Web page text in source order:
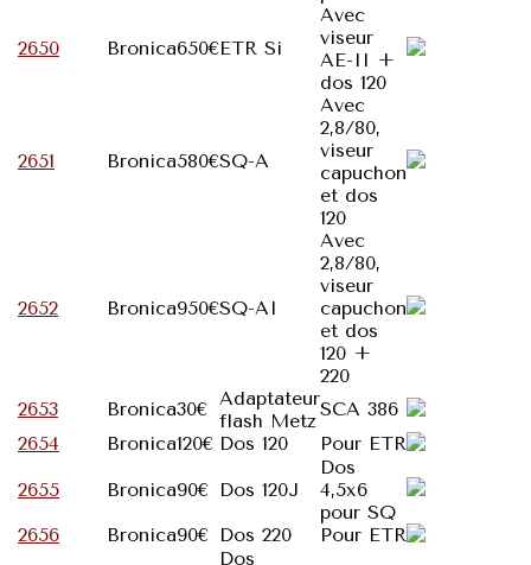
2650 Bronica650€ETR Si
Avec
viseur
AE-II +
dos 120
2651 Bronica580€SQ-A
Avec
2,8/80,
viseur
capuchon
et dos
120
2652 Bronica950€SQ-AI
Avec
2,8/80,
viseur
capuchon
et dos
120 +
220
2653
Bronica30€ Adaptateur
flash Metz
SCA 386
2654
Bronica120€ Dos 120 Pour ETR
2655 Bronica90€ Dos 120J
Dos
4,5x6
pour SQ
2656
Bronica90€ Dos 220 Pour ETR
Dos